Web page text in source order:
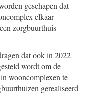
geschapen dat
elkaar
zorgbuurthuis
dat ook in 2022
wordt om de
wooncomplexen te
gerealiseerd